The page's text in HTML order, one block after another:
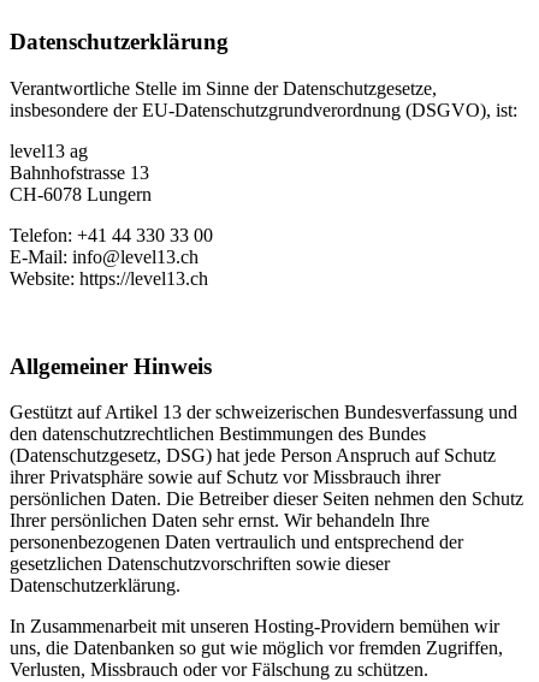
Datenschutzerklärung
Verantwortliche Stelle im Sinne der Datenschutzgesetze,
insbesondere der EU-Datenschutzgrundverordnung (DSGVO), ist:
level13 ag
Bahnhofstrasse 13
CH-6078 Lungern
Telefon: +41 44 330 33 00
E-Mail: info@level13.ch
Website: https://level13.ch
Allgemeiner Hinweis
Gestützt auf Artikel 13 der schweizerischen Bundesverfassung und
den datenschutzrechtlichen Bestimmungen des Bundes
(Datenschutzgesetz, DSG) hat jede Person Anspruch auf Schutz
ihrer Privatsphäre sowie auf Schutz vor Missbrauch ihrer
persönlichen Daten. Die Betreiber dieser Seiten nehmen den Schutz
Ihrer persönlichen Daten sehr ernst. Wir behandeln Ihre
personenbezogenen Daten vertraulich und entsprechend der
gesetzlichen Datenschutzvorschriften sowie dieser
Datenschutzerklärung.
In Zusammenarbeit mit unseren Hosting-Providern bemühen wir
uns, die Datenbanken so gut wie möglich vor fremden Zugriffen,
Verlusten, Missbrauch oder vor Fälschung zu schützen.